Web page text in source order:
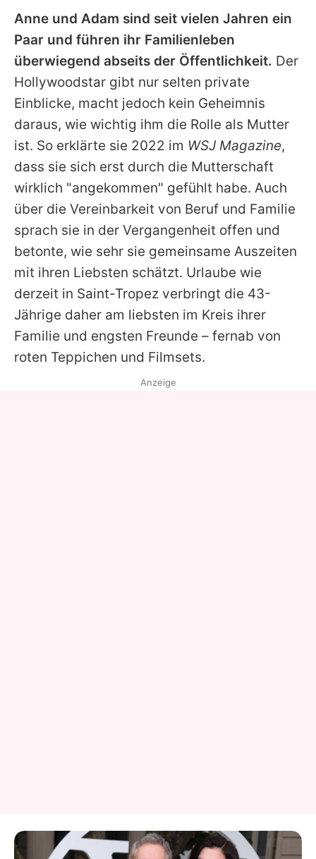
Anne und Adam sind seit vielen Jahren ein
Paar und führen ihr Familienleben
überwiegend abseits der Öffentlichkeit. Der
Hollywoodstar gibt nur selten private
Einblicke, macht jedoch kein Geheimnis
daraus, wie wichtig ihm die Rolle als Mutter
ist. So erklärte sie 2022 im WSJ Magazine,
dass sie sich erst durch die Mutterschaft
wirklich "angekommen" gefühlt habe. Auch
über die Vereinbarkeit von Beruf und Familie
sprach sie in der Vergangenheit offen und
betonte, wie sehr sie gemeinsame Auszeiten
mit ihren Liebsten schätzt. Urlaube wie
derzeit in Saint-Tropez verbringt die 43-
Jährige daher am liebsten im Kreis ihrer
Familie und engsten Freunde – fernab von
roten Teppichen und Filmsets.
Anzeige